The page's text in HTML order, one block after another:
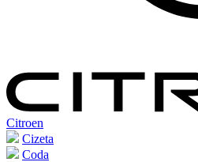
Citroen
Cizeta
Coda